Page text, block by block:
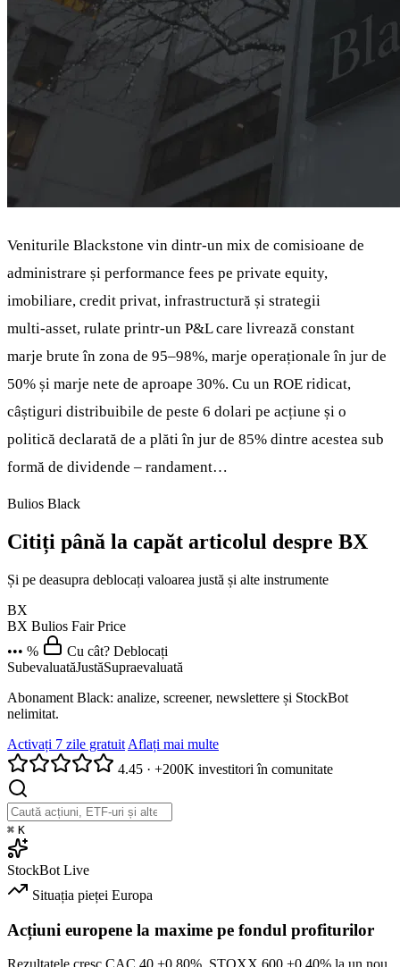
Veniturile Blackstone vin dintr‑un mix de comisioane de
administrare și performance fees pe private equity,
imobiliare, credit privat, infrastructură și strategii
multi‑asset, rulate printr‑un P&L care livrează constant
marje brute în zona de 95–98%, marje operaționale în jur de
50% și marje nete de aproape 30%. Cu un ROE ridicat,
câștiguri distribuibile de peste 6 dolari pe acțiune și o
politică declarată de a plăti în jur de 85% dintre acestea sub
formă de dividende – randament…
Bulios Black
Citiți până la capăt articolul despre BX
Și pe deasupra deblocați valoarea justă și alte instrumente
BX
BX Bulios Fair Price
••• %
Cu cât? Deblocați
SubevaluatăJustăSupraevaluată
Abonament Black: analize, screener, newslettere și StockBot
nelimitat.
Activați 7 zile gratuit Aflați mai multe
4.45 · +200K investitori în comunitate
⌘ K
StockBot Live
Situația pieței Europa
Acțiuni europene la maxime pe fondul profiturilor